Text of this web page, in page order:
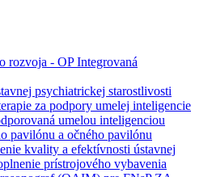
rozvoja - OP Integrovaná
psychiatrickej starostlivosti
za podpory umelej inteligencie
umelou inteligenciou
pavilónu a očného pavilónu
kvality a efektívnosti ústavnej
prístrojového vybavenia